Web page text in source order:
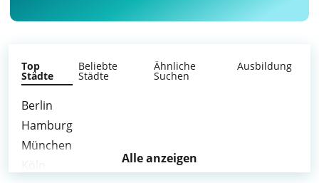
Top
Städte
Beliebte
Städte
Ähnliche
Suchen
Ausbildung
Berlin
Hamburg
München
Alle anzeigen